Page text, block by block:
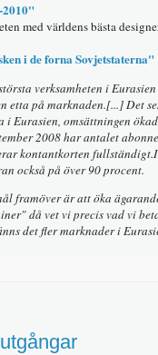
2010"
med världens bästa
i de forna Sovjetstaterna"
verksamheten i
etta på marknaden.[...] Det
i Eurasien, omsättningen
2008 har antalet
kontantkorten fullständigt.
också på över 90 procent.
framöver är att öka
då vet vi precis vad vi
det fler marknader i